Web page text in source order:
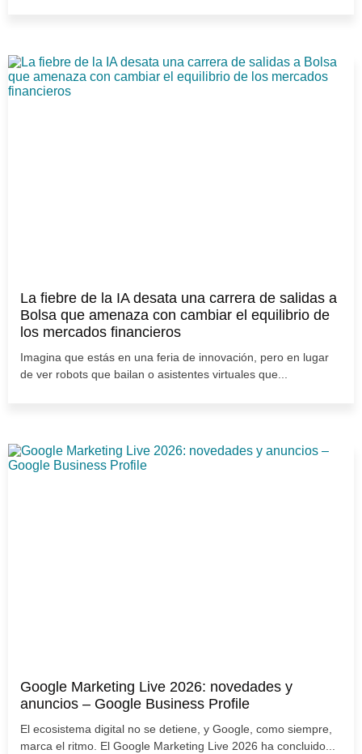
La fiebre de la IA desata una carrera de salidas a
Bolsa que amenaza con cambiar el equilibrio de
los mercados financieros
Imagina que estás en una feria de innovación, pero en lugar
de ver robots que bailan o asistentes virtuales que...
Google Marketing Live 2026: novedades y
anuncios – Google Business Profile
El ecosistema digital no se detiene, y Google, como siempre,
marca el ritmo. El Google Marketing Live 2026 ha concluido...